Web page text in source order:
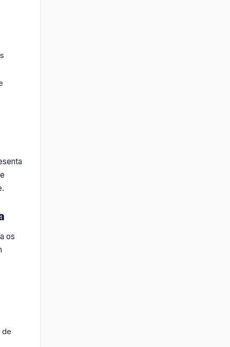
os
de